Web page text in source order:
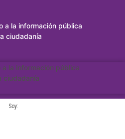
a la información pública
ciudadanía
la información pública
ciudadanía
Soy: